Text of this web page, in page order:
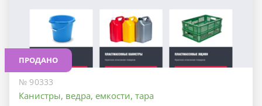
ПРОДАНО
№ 90333
Канистры, ведра, емкости, тара